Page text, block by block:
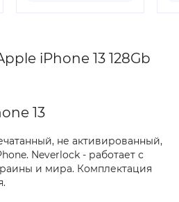
iPhone 13 128Gb
13
не активированный,
Neverlock - работает с
и мира. Комплектация